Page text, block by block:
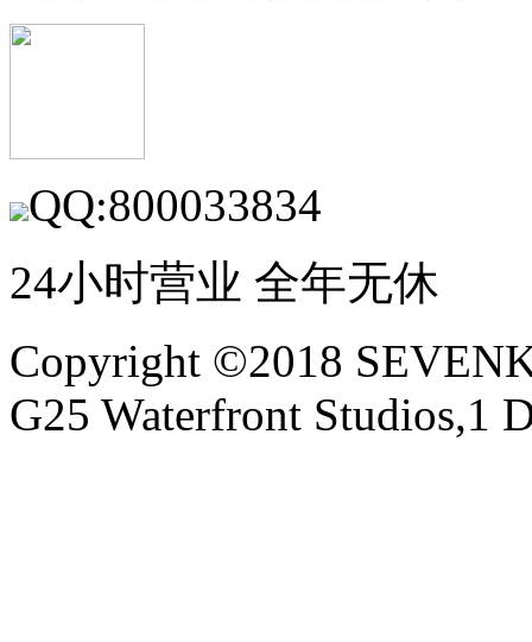
QQ:800033834
24小时营业 全年无休
Copyright ©2018
G25 Waterfront Studios,1